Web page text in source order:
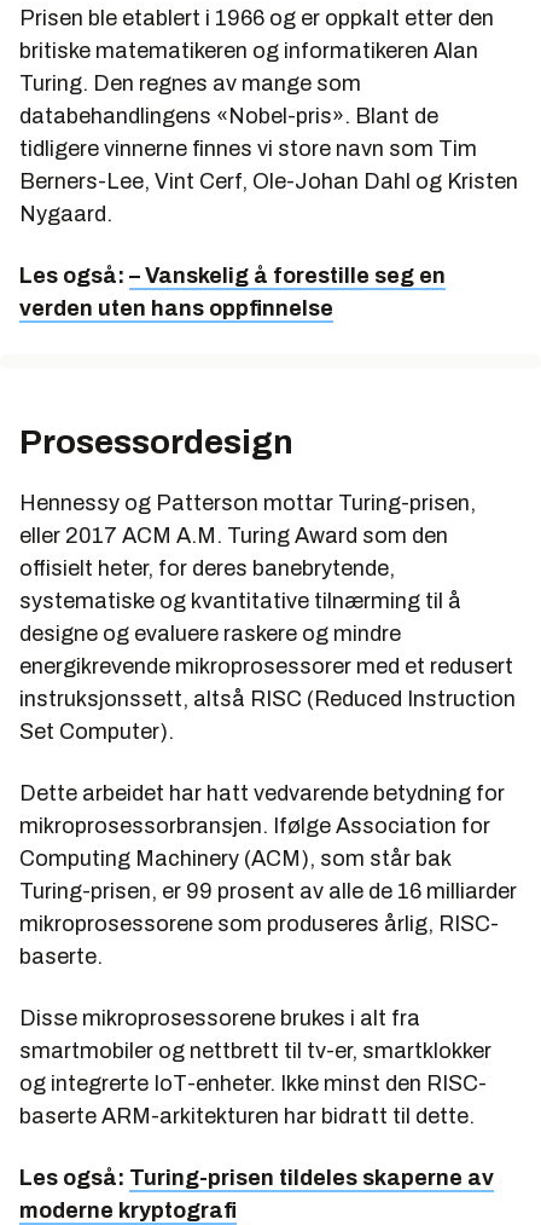
Prisen ble etablert i 1966 og er oppkalt etter den
britiske matematikeren og informatikeren Alan
Turing. Den regnes av mange som
databehandlingens «Nobel-pris». Blant de
tidligere vinnerne finnes vi store navn som Tim
Berners-Lee, Vint Cerf, Ole-Johan Dahl og Kristen
Nygaard.
Les også: – Vanskelig å forestille seg en
verden uten hans oppfinnelse
Prosessordesign
Hennessy og Patterson mottar Turing-prisen,
eller 2017 ACM A.M. Turing Award som den
offisielt heter, for deres banebrytende,
systematiske og kvantitative tilnærming til å
designe og evaluere raskere og mindre
energikrevende mikroprosessorer med et redusert
instruksjonssett, altså RISC (Reduced Instruction
Set Computer).
Dette arbeidet har hatt vedvarende betydning for
mikroprosessorbransjen. Ifølge Association for
Computing Machinery (ACM), som står bak
Turing-prisen, er 99 prosent av alle de 16 milliarder
mikroprosessorene som produseres årlig, RISC-
baserte.
Disse mikroprosessorene brukes i alt fra
smartmobiler og nettbrett til tv-er, smartklokker
og integrerte IoT-enheter. Ikke minst den RISC-
baserte ARM-arkitekturen har bidratt til dette.
Les også: Turing-prisen tildeles skaperne av
moderne kryptografi